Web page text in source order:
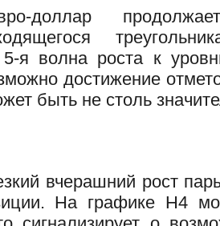
доллар
я волна роста к
достижение
быть не столь
вчерашний рост
На графике Н4